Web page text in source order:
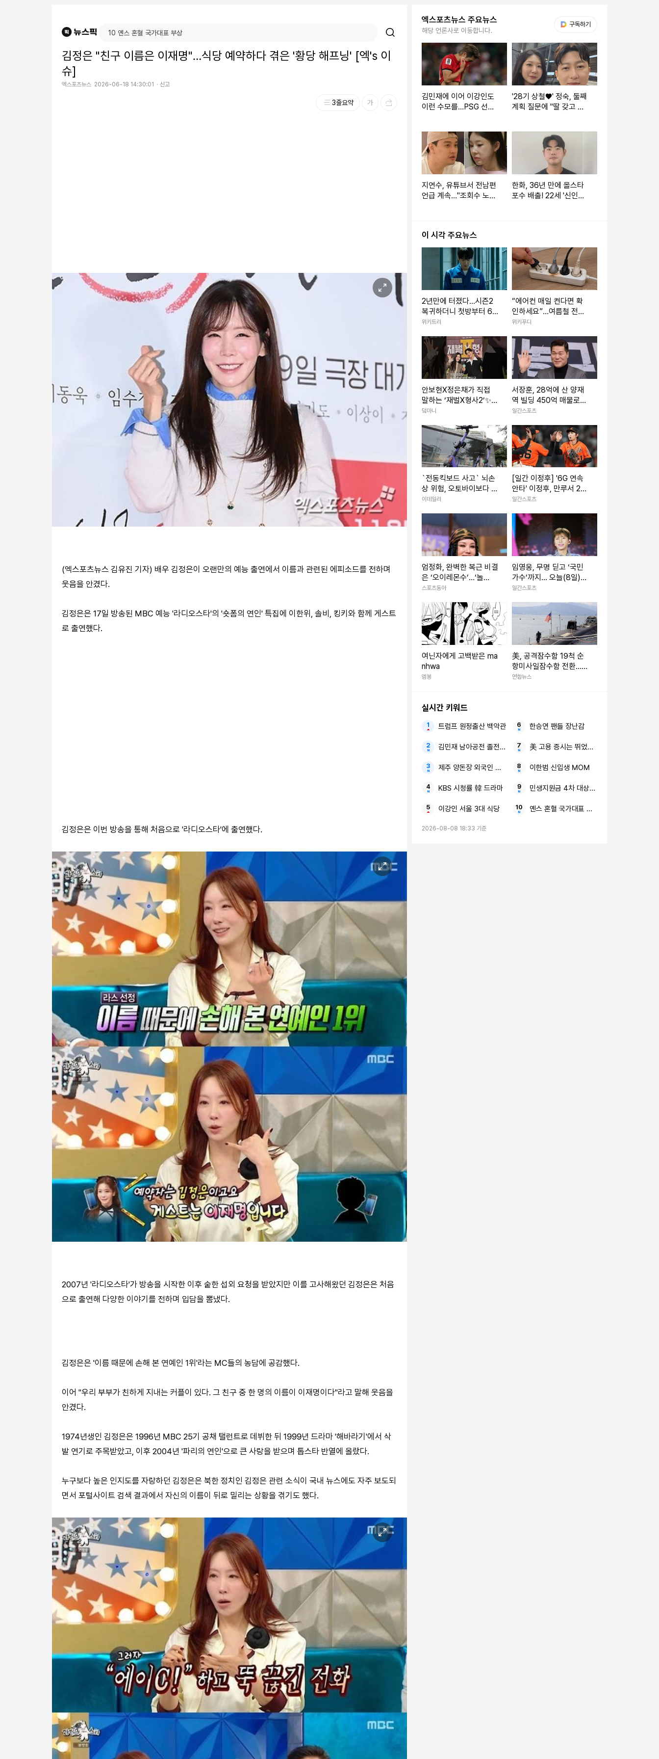
김정은 "친구 이름은 이재명"…식당 예약하다 겪은 '황당 해프닝' [엑's 이
슈]
엑스포츠뉴스 2026-06-18 14:30:01 신고
3줄요약
(엑스포츠뉴스 김유진 기자) 배우 김정은이 오랜만의 예능 출연에서 이름과 관련된 에피소드를 전하며
웃음을 안겼다.
김정은은 17일 방송된 MBC 예능 '라디오스타'의 '숏폼의 연인' 특집에 이한위, 솔비, 킹키와 함께 게스트
로 출연했다.
김정은은 이번 방송을 통해 처음으로 '라디오스타'에 출연했다.
2007년 '라디오스타'가 방송을 시작한 이후 숱한 섭외 요청을 받았지만 이를 고사해왔던 김정은은 처음
으로 출연해 다양한 이야기를 전하며 입담을 뽐냈다.
김정은은 '이름 때문에 손해 본 연예인 1위'라는 MC들의 농담에 공감했다.
이어 "우리 부부가 친하게 지내는 커플이 있다. 그 친구 중 한 명의 이름이 이재명이다"라고 말해 웃음을
안겼다.
1974년생인 김정은은 1996년 MBC 25기 공채 탤런트로 데뷔한 뒤 1999년 드라마 '해바라기'에서 삭
발 연기로 주목받았고, 이후 2004년 '파리의 연인'으로 큰 사랑을 받으며 톱스타 반열에 올랐다.
누구보다 높은 인지도를 자랑하던 김정은은 북한 정치인 김정은 관련 소식이 국내 뉴스에도 자주 보도되
면서 포털사이트 검색 결과에서 자신의 이름이 뒤로 밀리는 상황을 겪기도 했다.
엑스포츠뉴스 주요뉴스
해당 언론사로 이동합니다.
구독하기
김민재에 이어 이강인도
이런 수모를…PSG 선수
'28기 상철♥' 정숙, 둘째
계획 질문에 "딸 갖고 싶
지연수, 유튜브서 전남편
언급 계속…"조회수 노리
한화, 36년 만에 올스타
포수 배출! 22세 '신인왕
이 시각 주요뉴스
2년만에 터졌다…시즌2
복귀하더니 첫방부터 6.
1% 시청률 찍은 한국 드
위키트리
“에어컨 매일 켠다면 확
인하세요”…여름철 전기
화재 줄이는 점검법
위키푸디
안보현X정은채가 직접
말하는 ‘재벌X형사2’✨
새롭게 돌아온 두 사람의
덬마니
서장훈, 28억에 산 양재
역 빌딩 450억 매물로…
26년만 시장에
일간스포츠
`전동킥보드 사고` 뇌손
상 위험, 오토바이보다 3
배 높다
이데일리
[일간 이정후] '6G 연속
안타' 이정후, 만루서 2타
점 결승타 작렬
일간스포츠
엄정화, 완벽한 복근 비결
은 ‘오이레몬수’…‘놀
토’서 돌연 흑화
스포츠동아
임영웅, 무명 딛고 ‘국민
가수’까지... 오늘(8일)
데뷔 10주년
일간스포츠
여닌자에게 고백받은 ma
nhwa
엠봉
美, 공격잠수함 19척 순
항미사일잠수함 전환…
中 견제 강화
연합뉴스
실시간 키워드
트럼프 원정출산 백악관
김민재 남아공전 졸전 국가대표 괴물 수비수
제주 양돈장 외국인 근로자
KBS 시청률 韓 드라마
이강인 서울 3대 식당
한승연 팬들 장난감
美 고용 증시는 뛰었다 S&P500 사상 최고
이한범 신입생 MOM
민생지원금 4차 대상자 전국 확산 지급일 확
옌스 혼혈 국가대표 부상
2026-08-08 18:33 기준